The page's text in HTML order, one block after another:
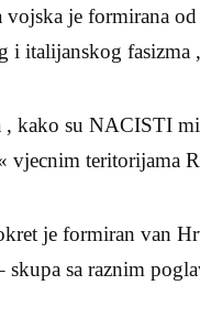
vojska je formirana
i italijanskog fasizma
, kako su NACISTI
vjecnim teritorijama
je formiran van
skupa sa raznim